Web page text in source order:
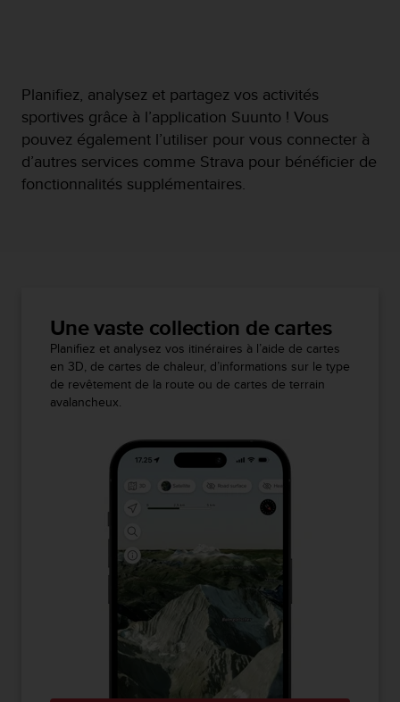
Planifiez, analysez et partagez vos activités
sportives grâce à l’application Suunto ! Vous
pouvez également l’utiliser pour vous connecter à
d’autres services comme Strava pour bénéficier de
fonctionnalités supplémentaires.
Une vaste collection de cartes
Planifiez et analysez vos itinéraires à l’aide de cartes
en 3D, de cartes de chaleur, d’informations sur le type
de revêtement de la route ou de cartes de terrain
avalancheux.